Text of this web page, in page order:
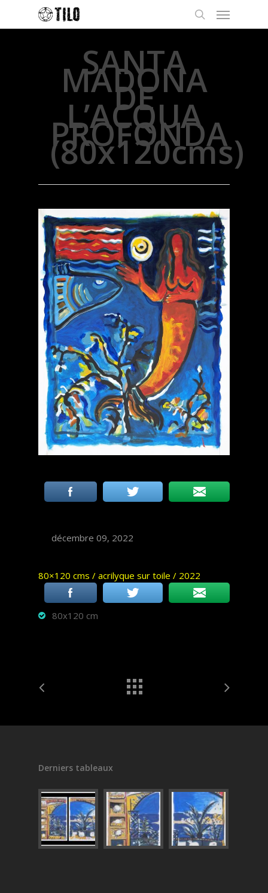
SANTA
MADONA
DE
L’ACQUA
PROFONDA
(80x120cms)
décembre 09, 2022
80×120 cms / acrilyque sur toile / 2022
80x120 cm
Derniers tableaux